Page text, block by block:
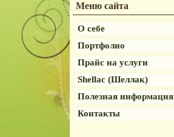
Меню сайта
О себе
Портфолио
Прайс на услуги
Shellac (Шеллак)
Полезная информация
Контакты